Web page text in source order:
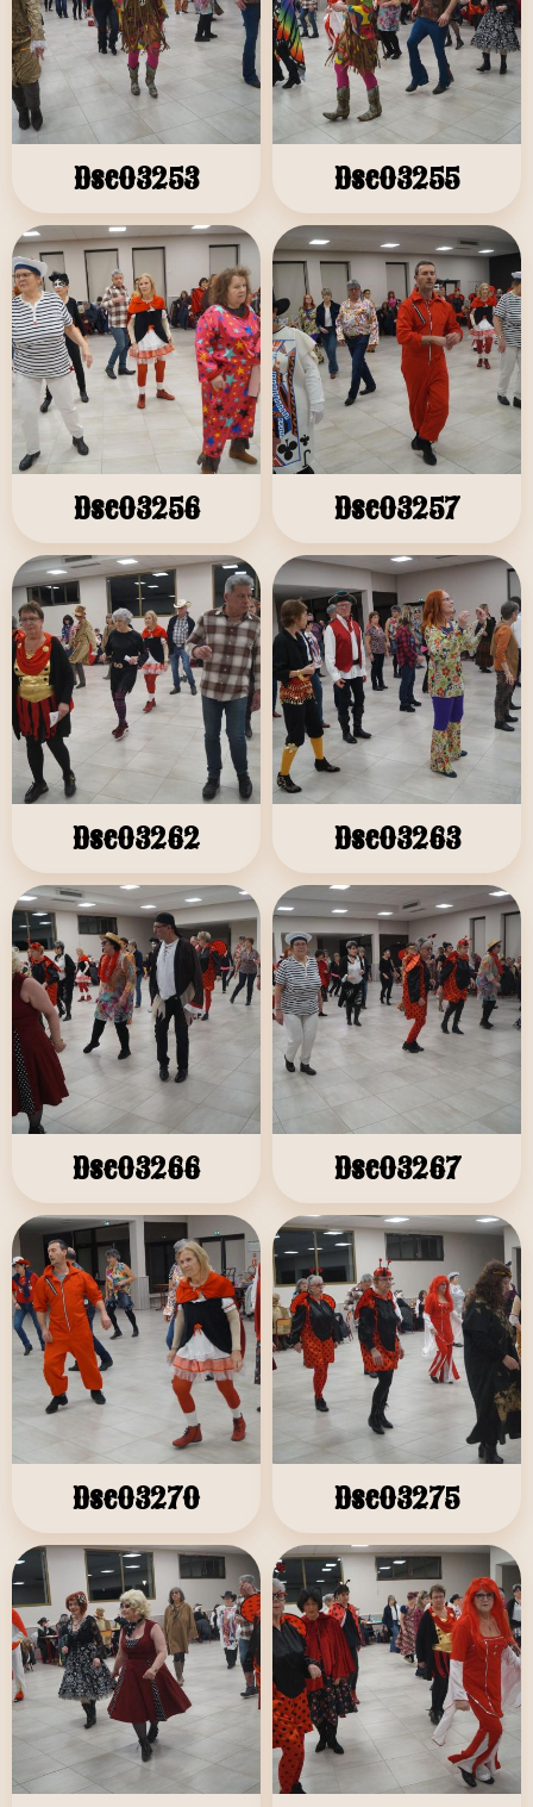
Dsc03253 Dsc03255
Dsc03256 Dsc03257
Dsc03262 Dsc03263
Dsc03266 Dsc03267
Dsc03270 Dsc03275